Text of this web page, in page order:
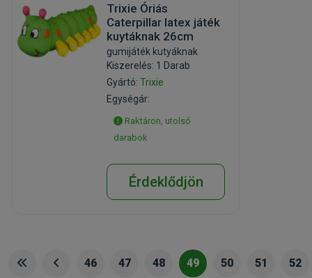
Trixie Óriás
Caterpillar latex játék
kuytáknak 26cm
gumijáték kutyáknak
Kiszerelés: 1 Darab
Gyártó:Trixie
Egységár:
Raktáron, utolsó
darabok
Érdeklődjön
46 47 48 49 50 51 52